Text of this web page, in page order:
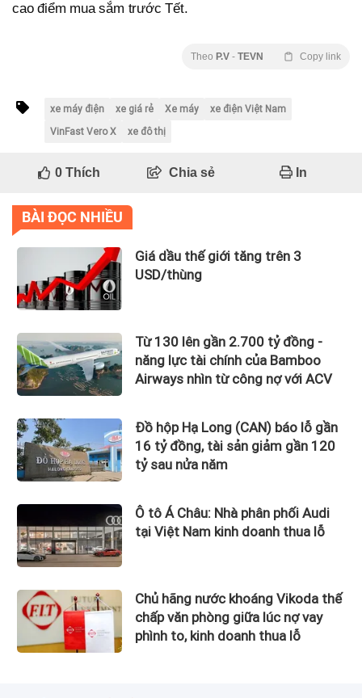
cao điểm mua sắm trước Tết.
Theo P.V - TEVN Copy link
xe máy điện xe giá rẻ Xe máy
xe điện Việt Nam
VinFast Vero X
xe đô thị
0Thích Chia sẻ In
BÀI ĐỌC NHIỀU
Giá dầu thế giới tăng trên 3
USD/thùng
Từ 130 lên gần 2.700 tỷ đồng -
năng lực tài chính của Bamboo
Airways nhìn từ công nợ với ACV
Đồ hộp Hạ Long (CAN) báo lỗ gần
16 tỷ đồng, tài sản giảm gần 120
tỷ sau nửa năm
Ô tô Á Châu: Nhà phân phối Audi
tại Việt Nam kinh doanh thua lỗ
Chủ hãng nước khoáng Vikoda thế
chấp văn phòng giữa lúc nợ vay
phình to, kinh doanh thua lỗ